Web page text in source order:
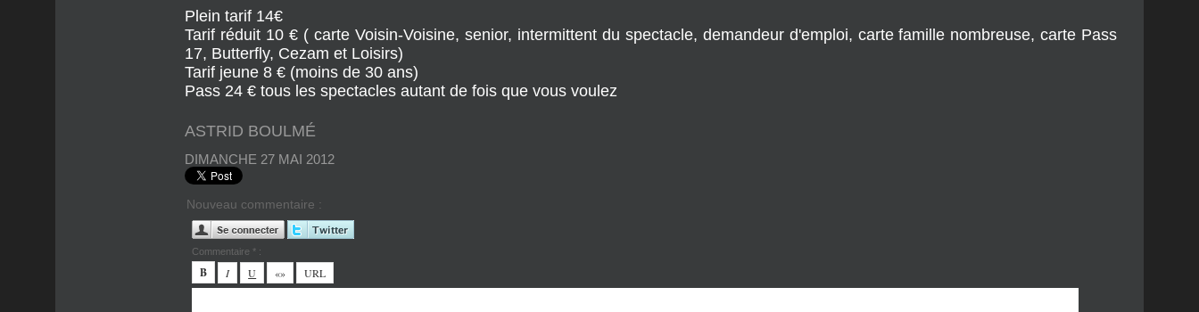
Plein tarif 14€
Tarif réduit 10 € ( carte Voisin-Voisine, senior, intermittent du spectacle, demandeur d'emploi, carte famille nombreuse, carte Pass
17, Butterfly, Cezam et Loisirs)
Tarif jeune 8 € (moins de 30 ans)
Pass 24 € tous les spectacles autant de fois que vous voulez
ASTRID BOULMÉ
DIMANCHE 27 MAI 2012
Nouveau commentaire :
Commentaire * :